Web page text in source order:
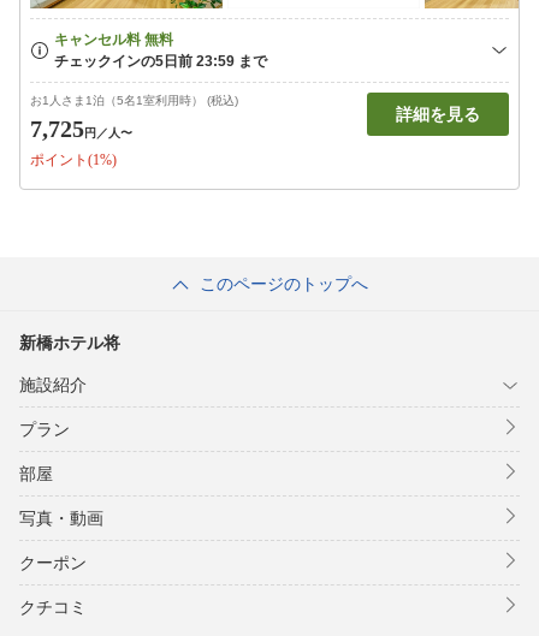
お1人さま1泊（5名1室利用時） (税込)
7,725円 ／人〜
ポイント(1%)
詳細を見る
このページのトップへ
新橋ホテル将
施設紹介
プラン
部屋
写真・動画
クーポン
クチコミ